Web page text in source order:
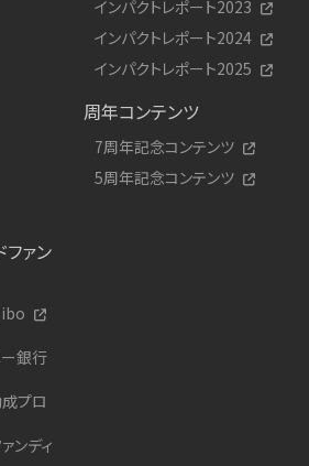
インパクトレポート2023
インパクトレポート2024
インパクトレポート2025
周年コンテンツ
7周年記念コンテンツ
5周年記念コンテンツ
ァン
銀行
プロ
ンディ